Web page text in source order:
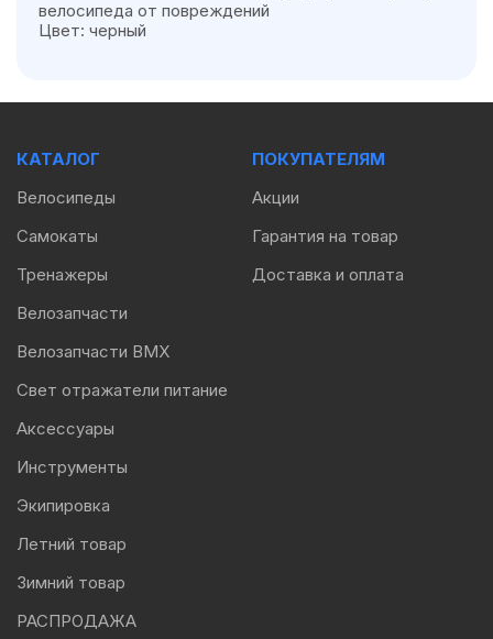
велосипеда от повреждений
Цвет: черный
КАТАЛОГ
Велосипеды
Самокаты
Тренажеры
Велозапчасти
Велозапчасти BMX
Свет отражатели питание
Аксессуары
Инструменты
Экипировка
Летний товар
Зимний товар
РАСПРОДАЖА
ПОКУПАТЕЛЯМ
Акции
Гарантия на товар
Доставка и оплата